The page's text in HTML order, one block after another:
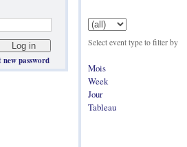
new password
Select event type to filter by
Mois
Week
Jour
Tableau